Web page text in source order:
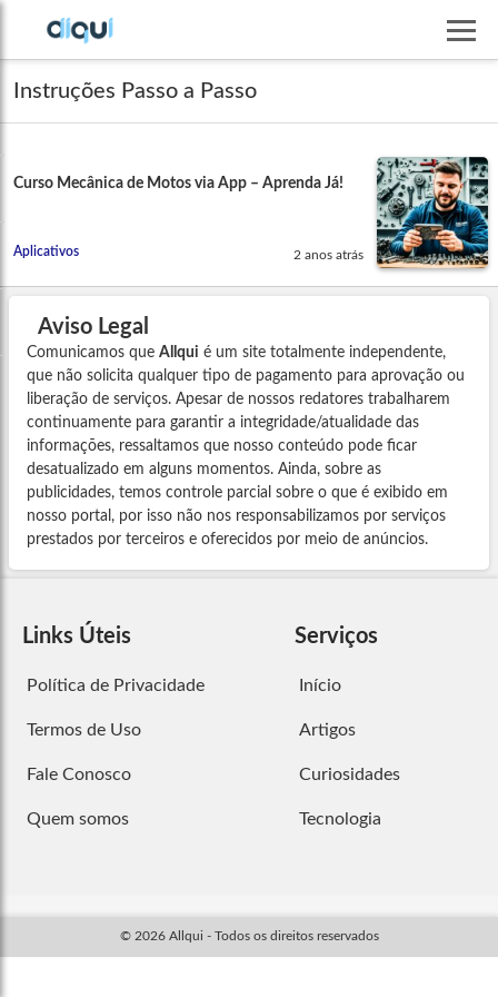
Instruções Passo a Passo
Curso Mecânica de Motos via App – Aprenda Já!
Aplicativos 2 anos atrás
Aviso Legal
Comunicamos que Allqui é um site totalmente independente,
que não solicita qualquer tipo de pagamento para aprovação ou
liberação de serviços. Apesar de nossos redatores trabalharem
continuamente para garantir a integridade/atualidade das
informações, ressaltamos que nosso conteúdo pode ficar
desatualizado em alguns momentos. Ainda, sobre as
publicidades, temos controle parcial sobre o que é exibido em
nosso portal, por isso não nos responsabilizamos por serviços
prestados por terceiros e oferecidos por meio de anúncios.
Links Úteis
Política de Privacidade
Termos de Uso
Fale Conosco
Quem somos
Serviços
Início
Artigos
Curiosidades
Tecnologia
© 2026 Allqui - Todos os direitos reservados